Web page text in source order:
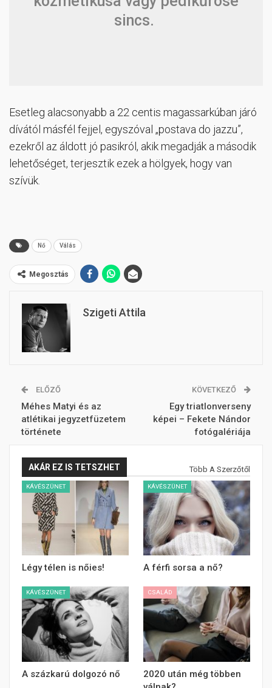
sincs.
Esetleg alacsonyabb a 22 centis magassarkúban járó
dívától másfél fejjel, egyszóval „postava do jazzu”,
ezekről az áldott jó pasikról, akik megadják a második
lehetőséget, terjesztik ezek a hölgyek, hogy van
szívük.
Nő Válás
Megosztás
Szigeti Attila
ELŐZŐ
Méhes Matyi és az
atlétikai jegyzetfüzetem
története
KÖVETKEZŐ
Egy triatlonverseny
képei – Fekete Nándor
fotógalériája
AKÁR EZ IS TETSZHET Több A Szerzőtől
KÁVÉSZÜNET
Légy télen is nőies!
KÁVÉSZÜNET
A férfi sorsa a nő?
KÁVÉSZÜNET
A százkarú dolgozó nő
CSALÁD
2020 után még többen